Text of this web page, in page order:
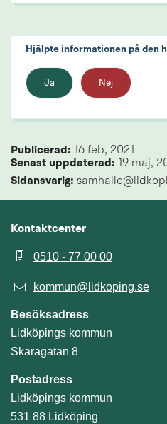
Hjälpte informationen på den
Ja Nej
Publicerad: 16 feb, 2021
Senast uppdaterad: 19 maj,
Sidansvarig:
Kontaktcenter
0510 - 77 00 00
kommun@lidkoping.se
Besöksadress
Lidköpings kommun
Skaragatan 8
Postadress
Lidköpings kommun
531 88 Lidköping